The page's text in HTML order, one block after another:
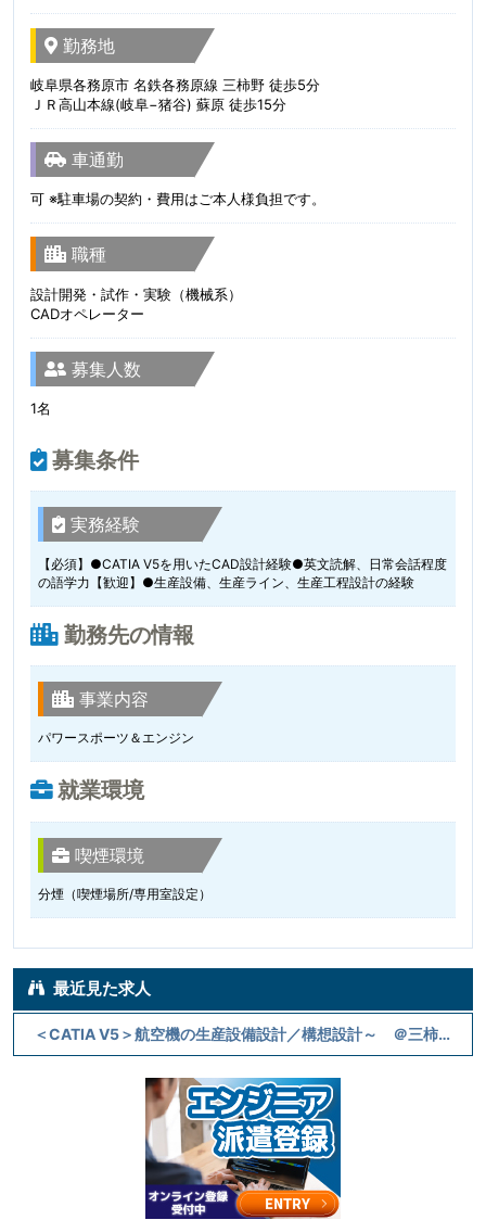
勤務地
岐阜県各務原市 名鉄各務原線 三柿野 徒歩5分
ＪＲ高山本線(岐阜−猪谷) 蘇原 徒歩15分
車通勤
可 ※駐車場の契約・費用はご本人様負担です。
職種
設計開発・試作・実験（機械系）
CADオペレーター
募集人数
1名
募集条件
実務経験
【必須】●CATIA V5を用いたCAD設計経験●英文読解、日常会話程度
の語学力【歓迎】●生産設備、生産ライン、生産工程設計の経験
勤務先の情報
事業内容
パワースポーツ＆エンジン
就業環境
喫煙環境
分煙（喫煙場所/専用室設定）
最近見た求人
＜CATIA V5＞航空機の生産設備設計／構想設計～ ＠三柿野